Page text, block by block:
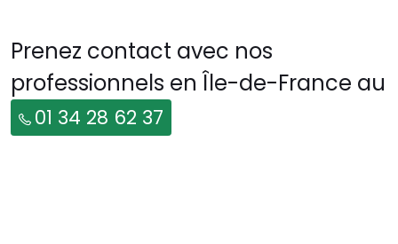
Prenez contact avec nos
professionnels en Île-de-France au
01 34 28 62 37